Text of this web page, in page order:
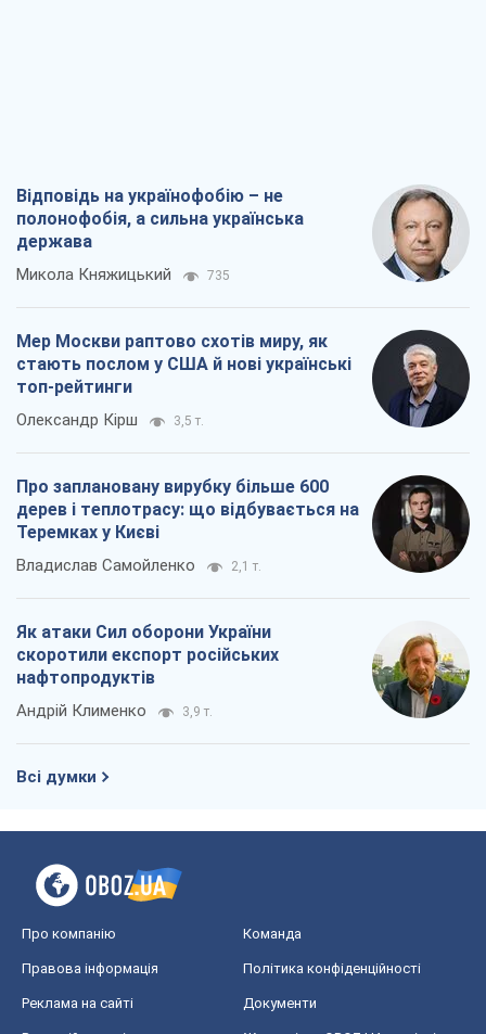
Відповідь на українофобію – не
полонофобія, а сильна українська
держава
Микола Княжицький 735
Мер Москви раптово схотів миру, як
стають послом у США й нові українські
топ-рейтинги
Олександр Кірш 3,5 т.
Про заплановану вирубку більше 600
дерев і теплотрасу: що відбувається на
Теремках у Києві
Владислав Самойленко 2,1 т.
Як атаки Сил оборони України
скоротили експорт російських
нафтопродуктів
Андрій Клименко 3,9 т.
Всі думки
Про компанію Команда
Правова інформація Політика конфіденційності
Реклама на сайті Документи